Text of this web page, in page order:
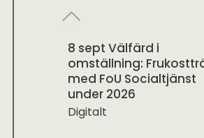
8 sept Välfärd i
omställning:
med FoU Socialtjänst
under 2026
Digitalt